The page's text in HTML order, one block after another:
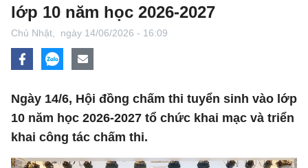
lớp 10 năm học 2026-2027
Chủ Nhật, ngày 14/06/2026 - 16:09
Ngày 14/6, Hội đồng chấm thi tuyển sinh vào lớp
10 năm học 2026-2027 tổ chức khai mạc và triển
khai công tác chấm thi.